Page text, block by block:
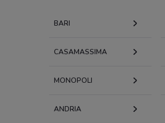
BARI
CASAMASSIMA
MONOPOLI
ANDRIA